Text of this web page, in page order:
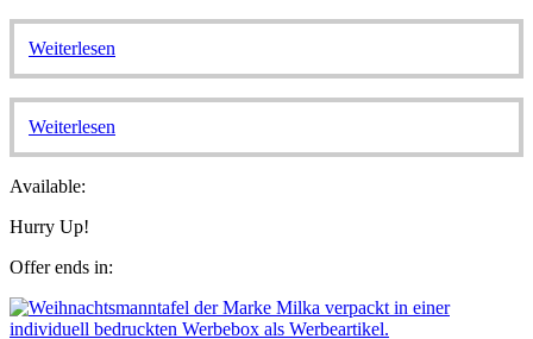
Weiterlesen
Weiterlesen
Available:
Hurry Up!
Offer ends in: